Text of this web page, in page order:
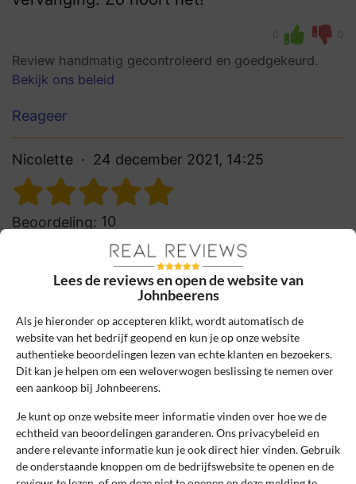
0 0
Review handmatig gecontroleerd en goedgekeurd.
Bekijk ons beleid
Reageer
Nicolette 24 december 2021, 14:25
Beoordeling: 10
Fijne webshop
Hele fijne webshop met een gigantisch
scala aan verzorgingsproducten, echt alles
levering en alles netjes ingepakt.
0
Review handmatig gecontroleerd en goedgekeurd.
Reageer
Lees de reviews en open de website van
Johnbeerens
Als je hieronder op accepteren klikt, wordt automatisch de
website van het bedrijf geopend en kun je op onze website
authentieke beoordelingen lezen van echte klanten en bezoekers.
Dit kan je helpen om een weloverwogen beslissing te nemen over
een aankoop bij Johnbeerens.
Je kunt op onze website meer informatie vinden over hoe we de
echtheid van beoordelingen garanderen. Ons privacybeleid en
andere relevante informatie kun je ook direct hier vinden. Gebruik
de onderstaande knoppen om de bedrijfswebsite te openen en de